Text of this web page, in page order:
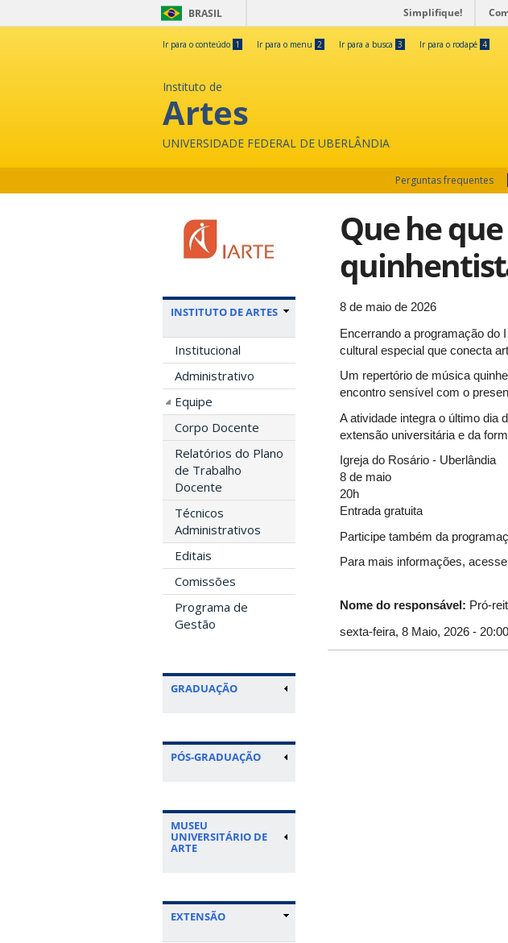
BRASIL Simplifique!
Ir para o conteúdo 1 Ir para o menu 2 Ir para a busca 3 Ir para o rodapé 4
Instituto de
Artes
UNIVERSIDADE FEDERAL DE UBERLÂNDIA
Perguntas frequentes
INSTITUTO DE ARTES
Institucional
Administrativo
Equipe
Corpo Docente
Relatórios do Plano
de Trabalho
Docente
Técnicos
Administrativos
Editais
Comissões
Programa de
Gestão
GRADUAÇÃO
PÓS-GRADUAÇÃO
MUSEU
UNIVERSITÁRIO DE
ARTE
EXTENSÃO
Que he
8 de maio de 2026
Encerrando a programação do
cultural especial que conecta
Um repertório de música
encontro sensível com o
A atividade integra o último dia
extensão universitária e da
Igreja do Rosário - Uberlândia
8 de maio
20h
Entrada gratuita
Participe também da
Para mais informações,
Nome do responsável: Pró-
sexta-feira, 8 Maio, 2026 - 20:00